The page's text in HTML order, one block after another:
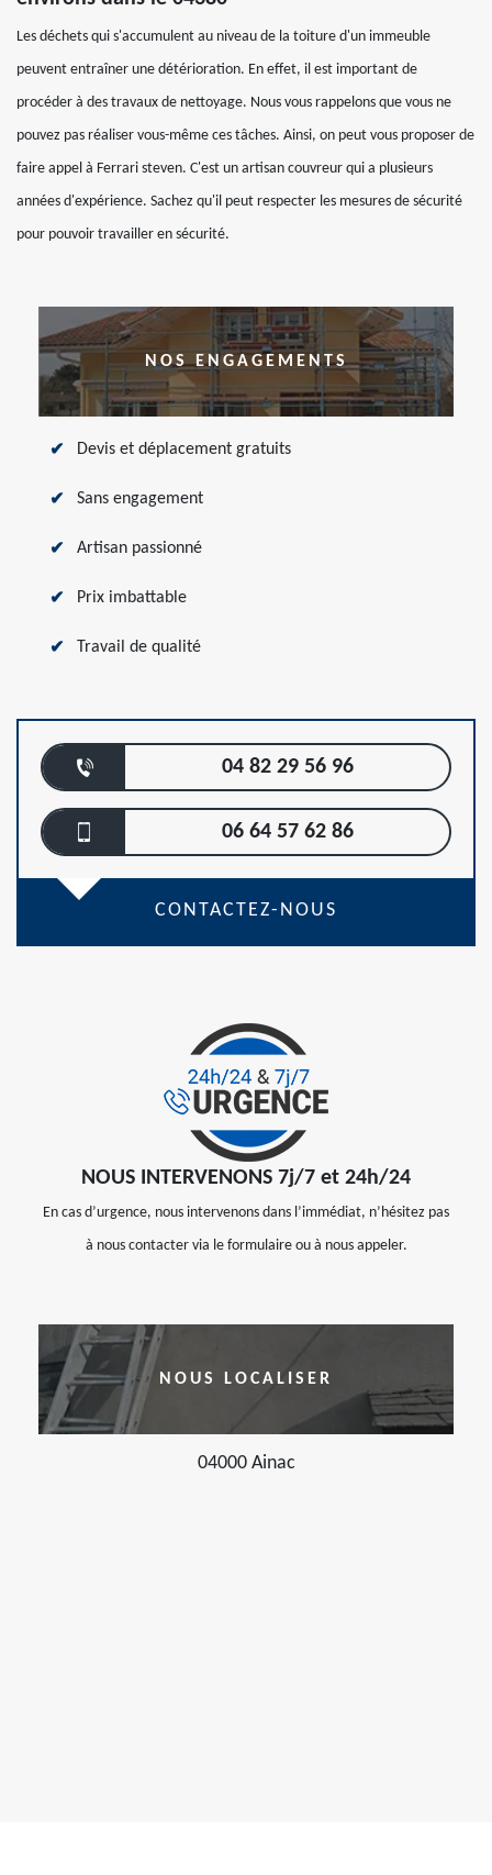
Les déchets qui s'accumulent au niveau de la toiture d'un immeuble
peuvent entraîner une détérioration. En effet, il est important de
procéder à des travaux de nettoyage. Nous vous rappelons que vous ne
pouvez pas réaliser vous-même ces tâches. Ainsi, on peut vous proposer de
faire appel à Ferrari steven. C'est un artisan couvreur qui a plusieurs
années d'expérience. Sachez qu'il peut respecter les mesures de sécurité
pour pouvoir travailler en sécurité.
NOS ENGAGEMENTS
Devis et déplacement gratuits
Sans engagement
Artisan passionné
Prix imbattable
Travail de qualité
04 82 29 56 96
06 64 57 62 86
CONTACTEZ-NOUS
NOUS INTERVENONS 7j/7 et 24h/24
En cas d’urgence, nous intervenons dans l’immédiat, n’hésitez pas
à nous contacter via le formulaire ou à nous appeler.
NOUS LOCALISER
04000 Ainac